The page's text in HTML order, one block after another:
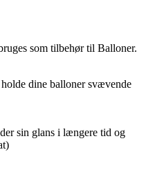
som tilbehør til Balloner.
dine balloner svævende
sin glans i længere tid og